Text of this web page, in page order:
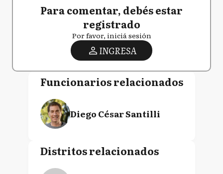
Para comentar, debés estar
registrado
Por favor, iniciá sesión
INGRESA
Funcionarios relacionados
Diego César Santilli
Distritos relacionados